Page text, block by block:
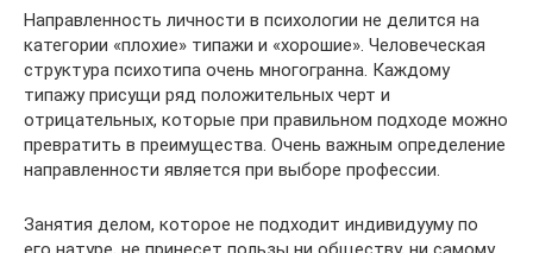
Направленность личности в психологии не делится на
категории «плохие» типажи и «хорошие». Человеческая
структура психотипа очень многогранна. Каждому
типажу присущи ряд положительных черт и
отрицательных, которые при правильном подходе можно
превратить в преимущества. Очень важным определение
направленности является при выборе профессии.
Занятия делом, которое не подходит индивидууму по